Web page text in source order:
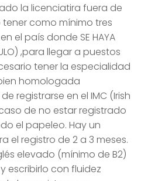
la licenciatira fuera de
como mínimo tres
el país donde SE HAYA
,para llegar a puestos
tener la especialidad
homologada
registrarse en el IMC (Irish
de no estar registrado
el papeleo. Hay un
el registro de 2 a 3 meses.
elevado (mínimo de B2)
escribirlo con fluidez